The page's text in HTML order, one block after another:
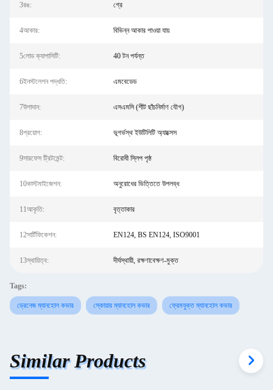
3রঙ: গ্রে
4আকার: বিভিন্ন আকার পাওয়া যায়
5লোড ক্যাপাসিটি: 40 টন পর্যন্ত
6ইনস্টলেশন পদ্ধতি: এমবেডেড
7উপাদান: এসএমসি (শীট ছাঁচনির্মাণ যৌগ)
8প্রয়োগ: ভূগর্ভস্থ ইউটিলিটি অ্যাক্সেস
9সারফেস ট্রিটমেন্ট: বিরোধী স্লিপ পৃষ্ঠ
10কাস্টমাইজেশন: অনুরোধের ভিত্তিতে উপলব্ধ
11আকৃতি: বৃত্তাকার
12সার্টিফিকেশন: EN124, BS EN124, ISO9001
13স্থায়িত্ব: দীর্ঘস্থায়ী, রক্ষণাবেক্ষণ-মুক্ত
Tags:
ড্রেনেজ ম্যানহোল কভার স্কোয়ার ম্যানহোল কভার ফ্রেমযুক্ত ম্যানহোল কভার
Similar Products